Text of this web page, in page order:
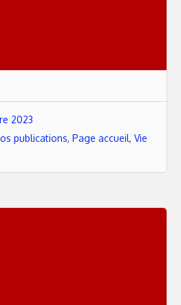
2023
publications, Page accueil, Vie